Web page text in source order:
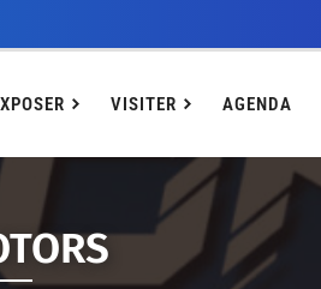
Billetterie Contact
VISITER AGENDA